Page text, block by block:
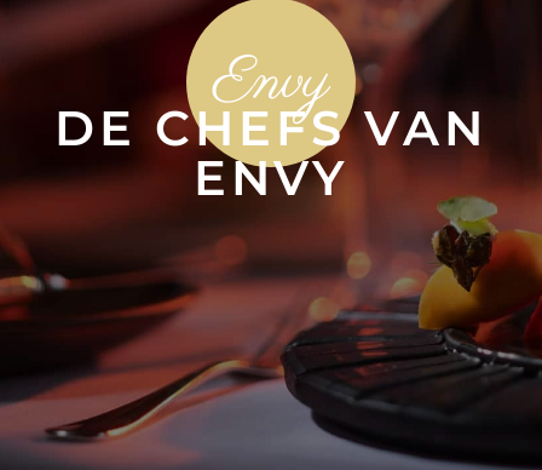
Envy
DE CHEFS VAN
ENVY